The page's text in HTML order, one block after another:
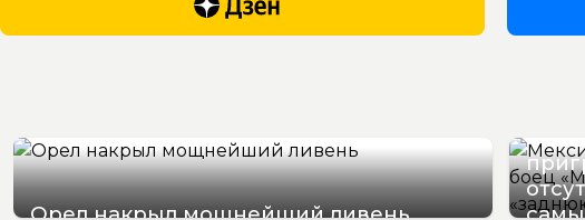
Орел накрыл мощнейший ливень